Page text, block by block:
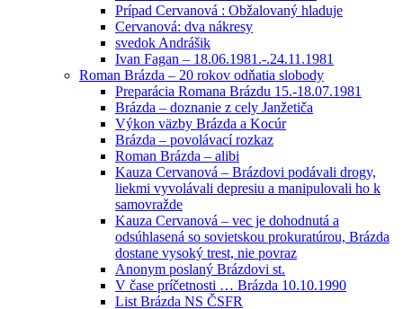
Prípad Cervanová : Obžalovaný hladuje
Cervanová: dva nákresy
svedok Andrášik
Ivan Fagan – 18.06.1981.-.24.11.1981
Roman Brázda – 20 rokov odňatia slobody
Preparácia Romana Brázdu 15.-18.07.1981
Brázda – doznanie z cely Janžetiča
Výkon väzby Brázda a Kocúr
Brázda – povolávací rozkaz
Roman Brázda – alibi
Kauza Cervanová – Brázdovi podávali drogy,
liekmi vyvolávali depresiu a manipulovali ho k
samovražde
Kauza Cervanová – vec je dohodnutá a
odsúhlasená so sovietskou prokuratúrou, Brázda
dostane vysoký trest, nie povraz
Anonym poslaný Brázdovi st.
V čase príčetnosti … Brázda 10.10.1990
List Brázda NS ČSFR